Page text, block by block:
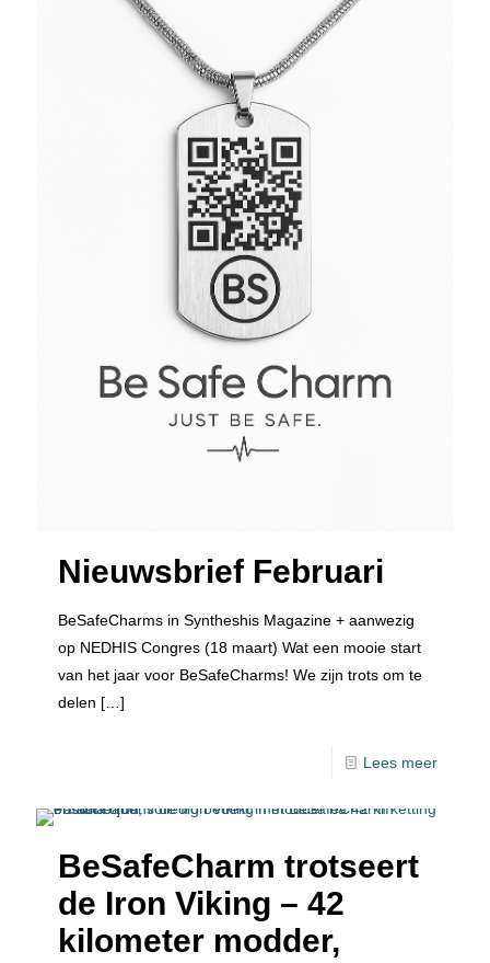
Nieuwsbrief Februari
BeSafeCharms in Syntheshis Magazine + aanwezig
op NEDHIS Congres (18 maart) Wat een mooie start
van het jaar voor BeSafeCharms! We zijn trots om te
delen […]
Lees meer
BeSafeCharm trotseert
de Iron Viking – 42
kilometer modder,